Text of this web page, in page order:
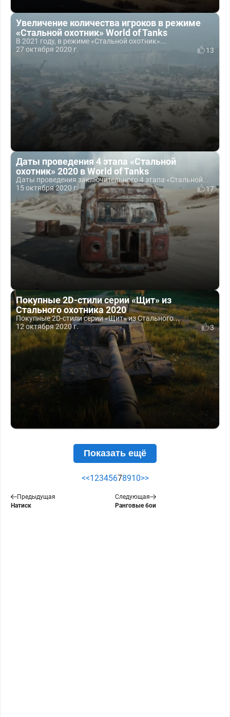
Увеличение количества игроков в режиме
«Стальной охотник» World of Tanks
В 2021 году, в режиме «Стальной охотник»...
27 октября 2020 г.
13
Даты проведения 4 этапа «Стальной
охотник» 2020 в World of Tanks
Даты проведения заключительного 4 этапа «Стальной...
15 октября 2020 г.
17
Покупные 2D-стили серии «Щит» из
Стального охотника 2020
Покупные 2D-стили серии «Щит» из Стального...
12 октября 2020 г.
3
Показать ещё
<<12345678910>>
Предыдущая
Натиск
Следующая
Ранговые бои